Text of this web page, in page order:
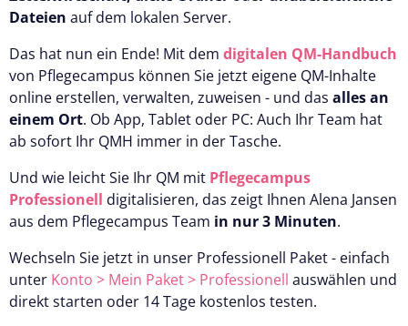
Dateien auf dem lokalen Server.
Das hat nun ein Ende! Mit dem digitalen QM-Handbuch
von Pflegecampus können Sie jetzt eigene QM-Inhalte
online erstellen, verwalten, zuweisen - und das alles an
einem Ort. Ob App, Tablet oder PC: Auch Ihr Team hat
ab sofort Ihr QMH immer in der Tasche.
Und wie leicht Sie Ihr QM mit Pflegecampus
Professionell digitalisieren, das zeigt Ihnen Alena Jansen
aus dem Pflegecampus Team in nur 3 Minuten.
Wechseln Sie jetzt in unser Professionell Paket - einfach
unter Konto > Mein Paket > Professionell auswählen und
direkt starten oder 14 Tage kostenlos testen.